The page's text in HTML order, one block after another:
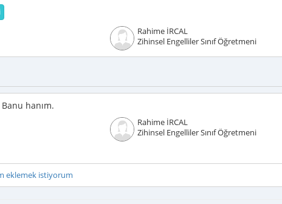
Rahime İRCAL
Zihinsel Engelliler Sınıf Öğretmeni
hanım.
Rahime İRCAL
Zihinsel Engelliler Sınıf Öğretmeni
eklemek istiyorum